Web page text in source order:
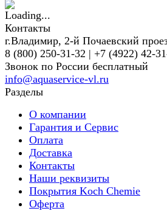
Контакты
г.Владимир, 2-й Почаевский
8 (800) 250-31-32 | +7 (4922) 42-
Звонок по России бесплатный
info@aquaservice-vl.ru
Разделы
О компании
Гарантия и Сервис
Оплата
Доставка
Контакты
Наши реквизиты
Покрытия Koch Chemie
Оферта